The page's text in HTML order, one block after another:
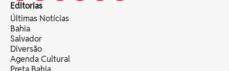
Editorias
Últimas Notícias
Bahia
Salvador
Diversão
Agenda Cultural